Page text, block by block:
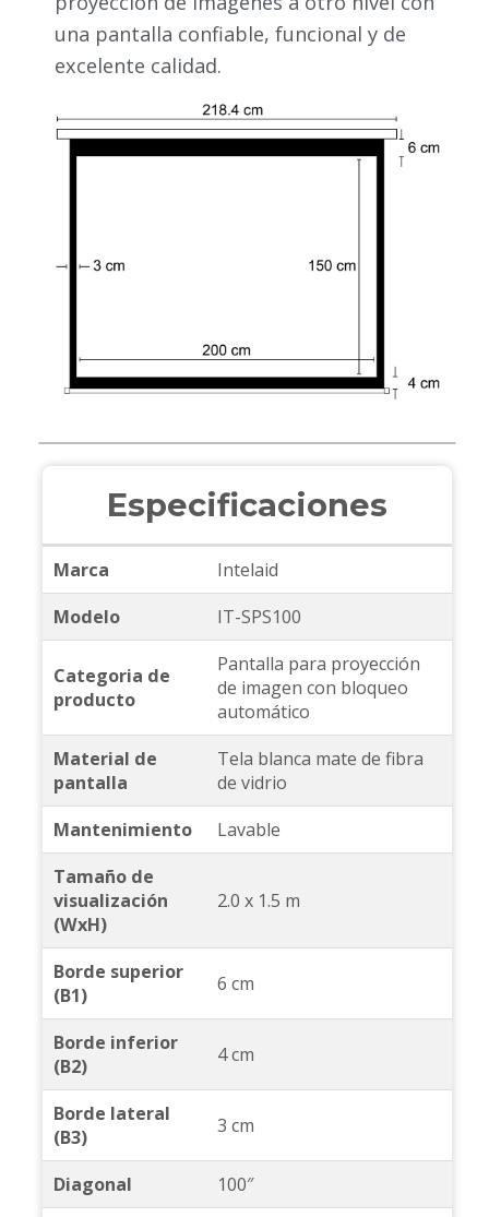
una pantalla confiable, funcional y de
excelente calidad.
Especificaciones
Marca
Intelaid
Modelo
IT-SPS100
Categoria de
producto
Pantalla para proyección
de imagen con bloqueo
automático
Material de
pantalla
Tela blanca mate de fibra
de vidrio
Mantenimiento
Lavable
Tamaño de
visualización
(WxH)
2.0 x 1.5 m
Borde superior
(B1)
6 cm
Borde inferior
(B2)
4 cm
Borde lateral
(B3)
3 cm
Diagonal
100″